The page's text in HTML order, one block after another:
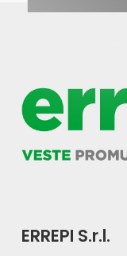
ERREPI S.r.l.